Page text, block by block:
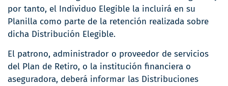
por tanto, el Individuo Elegible la incluirá en su
Planilla como parte de la retención realizada sobre
dicha Distribución Elegible.
El patrono, administrador o proveedor de servicios
del Plan de Retiro, o la institución financiera o
aseguradora, deberá informar las Distribuciones